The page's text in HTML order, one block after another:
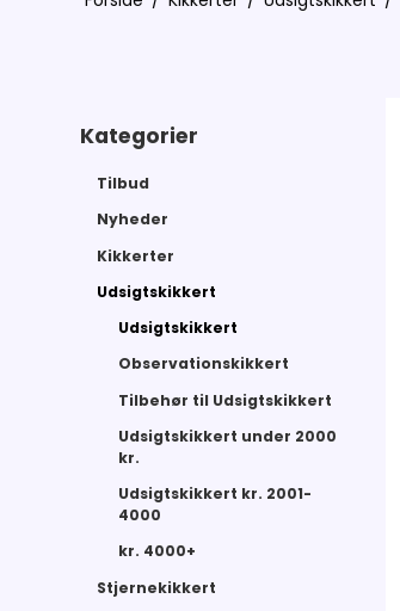
Kategorier
Tilbud
Nyheder
Kikkerter
Udsigtskikkert
Udsigtskikkert
Observationskikkert
Tilbehør til Udsigtskikkert
Udsigtskikkert under 2000
kr.
Udsigtskikkert kr. 2001-
4000
kr. 4000+
Stjernekikkert